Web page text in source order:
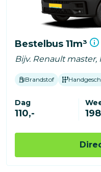
Bestelbus 11m³
Bijv. Renault
Brandstof
Dag
110,-